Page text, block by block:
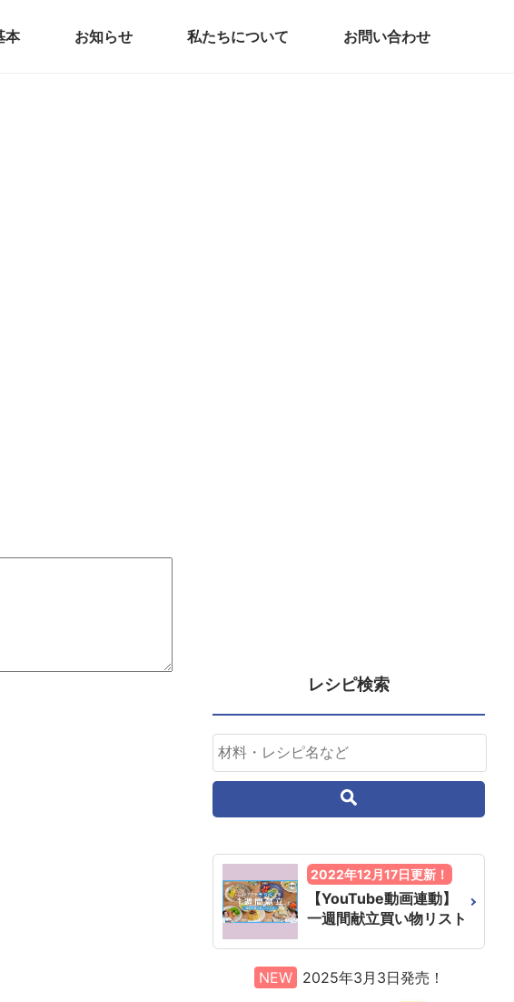
本 お知らせ 私たちについて お問い合わせ
レシピ検索
2022年12月17日更新！
【YouTube動画連動】
一週間献立買い物リスト
NEW 2025年3月3日発売！